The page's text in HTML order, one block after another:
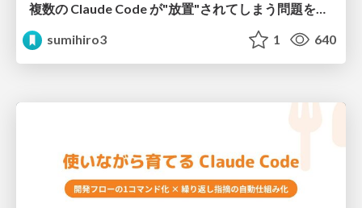
複数の Claude Code が"放置"されてしまう問題をCLI ダッシュボードを自作して解決した話
sumihiro3
1 640